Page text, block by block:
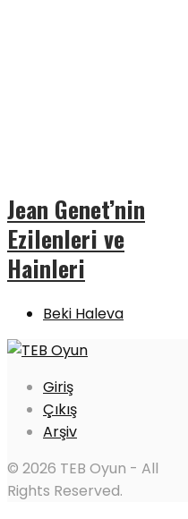
Jean Genet’nin
Ezilenleri ve
Hainleri
Beki Haleva
Giriş
Çıkış
Arşiv
© 2026 TEB Oyun - All
Rights Reserved.